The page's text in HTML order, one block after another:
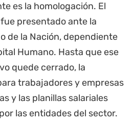
es la homologación. El
presentado ante la
de la Nación, dependiente
Humano. Hasta que ese
quede cerrado, la
trabajadores y empresas
y las planillas salariales
las entidades del sector.